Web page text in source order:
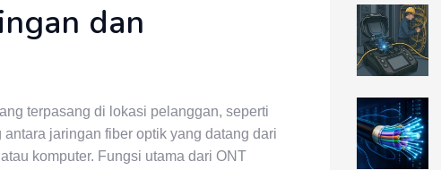
dan
terpasang di lokasi pelanggan, seperti
jaringan fiber optik yang datang dari
komputer. Fungsi utama dari ONT